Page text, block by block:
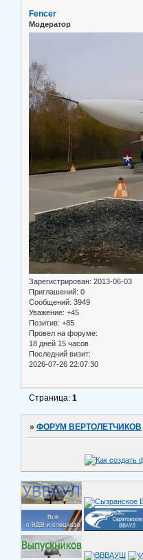
Fencer
Модератор
Зарегистрирован: 2013-06-03
Приглашений: 0
Сообщений: 3949
Уважение: +45
Позитив: +85
Провел на форуме:
18 дней 15 часов
Последний визит:
2026-07-26 22:07:30
Страница:1
»ФОРУМ ВЕРТОЛЕТЧИКОВ